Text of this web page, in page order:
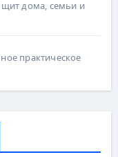
дома, семьи и
практическое